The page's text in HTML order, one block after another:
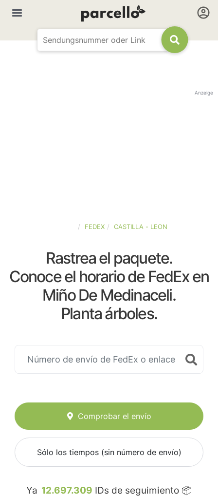
Anzeige
FEDEX CASTILLA - LEON
Rastrea el paquete.
Conoce el horario de FedEx en
Miño De Medinaceli.
Planta árboles.
Comprobar el envío
Sólo los tiempos (sin número de envío)
Ya 12.697.309 IDs de seguimiento 📦